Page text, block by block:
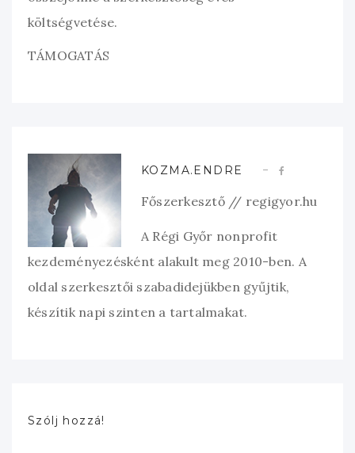
költségvetése.
TÁMOGATÁS
KOZMA.ENDRE
Főszerkesztő // regigyor.hu
A Régi Győr nonprofit
kezdeményezésként alakult meg 2010-ben. A
oldal szerkesztői szabadidejükben gyűjtik,
készítik napi szinten a tartalmakat.
Szólj hozzá!